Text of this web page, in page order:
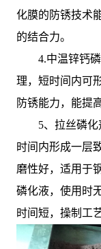
化膜的防锈技术
的结合力。
4.中温锌钙
理，短时间内可
防锈能力，能提
5、拉丝磷
时间内形成一层
磨性好，适用于
磷化液，使用时
时间短，操制工